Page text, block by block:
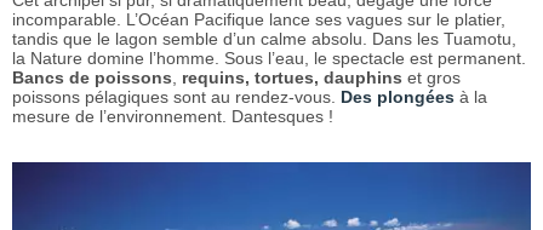
incomparable. L’Océan Pacifique lance ses vagues sur le platier,
tandis que le lagon semble d’un calme absolu. Dans les Tuamotu,
la Nature domine l’homme. Sous l’eau, le spectacle est permanent.
Bancs de poissons
requins, tortues, dauphins et gros
poissons pélagiques sont au rendez-vous. Des plongées à la
mesure de l’environnement. Dantesques !